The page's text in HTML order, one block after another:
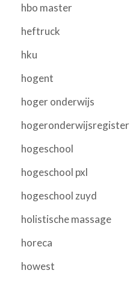
hbo master
heftruck
hku
hogent
hoger onderwijs
hogeronderwijsregister
hogeschool
hogeschool pxl
hogeschool zuyd
holistische massage
horeca
howest